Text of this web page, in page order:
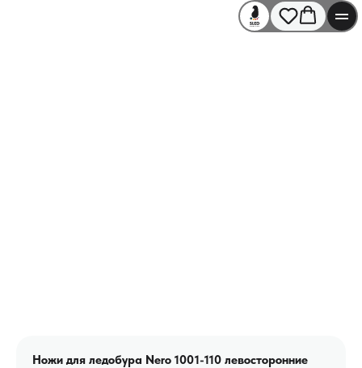
Ножи для ледобура Nero 1001-110 левосторонние